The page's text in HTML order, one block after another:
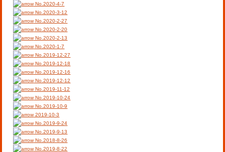
オススメリンク
お問合せ
No.2020-4-7
No.2020-3-12
No.2020-2-27
No.2020-2-20
No.2020-2-13
No.2020-1-7
No.2019-12-27
No.2019-12-18
No.2019-12-16
No.2019-12-12
No.2019-11-12
No.2019-10-24
No.2019-10-9
2019-10-3
No.2019-9-24
No.2019-9-13
No.2018-8-26
No.2019-8-22